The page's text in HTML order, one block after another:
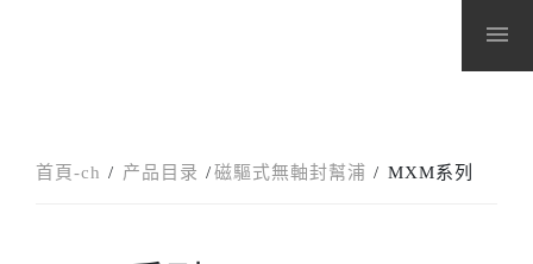
menu
首頁-ch 产品目录 磁驅式無軸封幫浦 MXM系列